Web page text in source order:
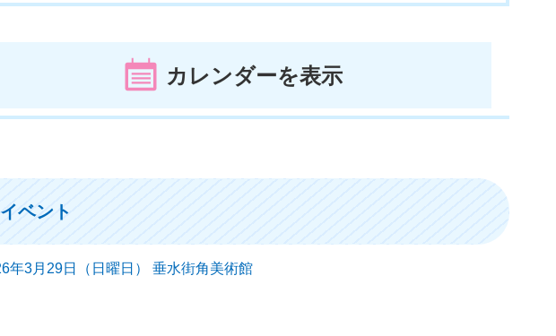
カレンダーを表示
ベント
年3月29日（日曜日） 垂水街角美術館